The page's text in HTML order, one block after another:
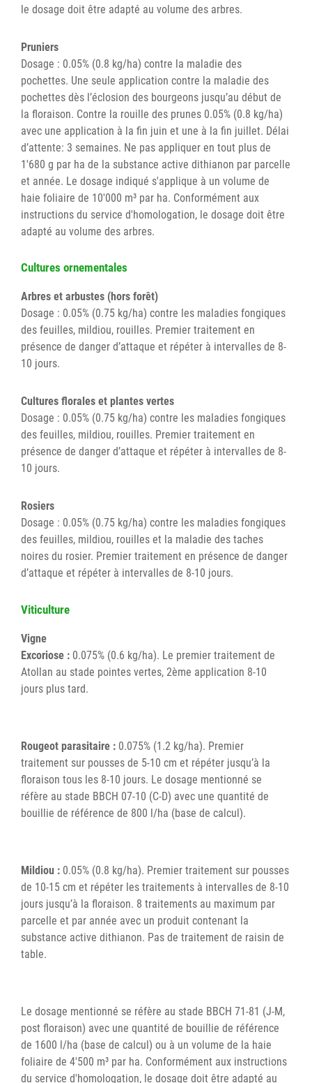
le dosage doit être adapté au volume des arbres.
Pruniers
Dosage : 0.05% (0.8 kg/ha) contre la maladie des
pochettes. Une seule application contre la maladie des
pochettes dès l’éclosion des bourgeons jusqu’au début de
la floraison. Contre la rouille des prunes 0.05% (0.8 kg/ha)
avec une application à la fin juin et une à la fin juillet. Délai
d’attente: 3 semaines. Ne pas appliquer en tout plus de
1'680 g par ha de la substance active dithianon par parcelle
et année. Le dosage indiqué s'applique à un volume de
haie foliaire de 10'000 m³ par ha. Conformément aux
instructions du service d'homologation, le dosage doit être
adapté au volume des arbres.
Cultures ornementales
Arbres et arbustes (hors forêt)
Dosage : 0.05% (0.75 kg/ha) contre les maladies fongiques
des feuilles, mildiou, rouilles. Premier traitement en
présence de danger d’attaque et répéter à intervalles de 8-
10 jours.
Cultures florales et plantes vertes
Dosage : 0.05% (0.75 kg/ha) contre les maladies fongiques
des feuilles, mildiou, rouilles. Premier traitement en
présence de danger d’attaque et répéter à intervalles de 8-
10 jours.
Rosiers
Dosage : 0.05% (0.75 kg/ha) contre les maladies fongiques
des feuilles, mildiou, rouilles et la maladie des taches
noires du rosier. Premier traitement en présence de danger
d’attaque et répéter à intervalles de 8-10 jours.
Viticulture
Vigne
Excoriose : 0.075% (0.6 kg/ha). Le premier traitement de
Atollan au stade pointes vertes, 2ème application 8-10
jours plus tard.
Rougeot parasitaire : 0.075% (1.2 kg/ha). Premier
traitement sur pousses de 5-10 cm et répéter jusqu’à la
floraison tous les 8-10 jours. Le dosage mentionné se
réfère au stade BBCH 07-10 (C-D) avec une quantité de
bouillie de référence de 800 l/ha (base de calcul).
Mildiou : 0.05% (0.8 kg/ha). Premier traitement sur pousses
de 10-15 cm et répéter les traitements à intervalles de 8-10
jours jusqu’à la floraison. 8 traitements au maximum par
parcelle et par année avec un produit contenant la
substance active dithianon. Pas de traitement de raisin de
table.
Le dosage mentionné se réfère au stade BBCH 71-81 (J-M,
post floraison) avec une quantité de bouillie de référence
de 1600 l/ha (base de calcul) ou à un volume de la haie
foliaire de 4'500 m³ par ha. Conformément aux instructions
du service d'homologation, le dosage doit être adapté au